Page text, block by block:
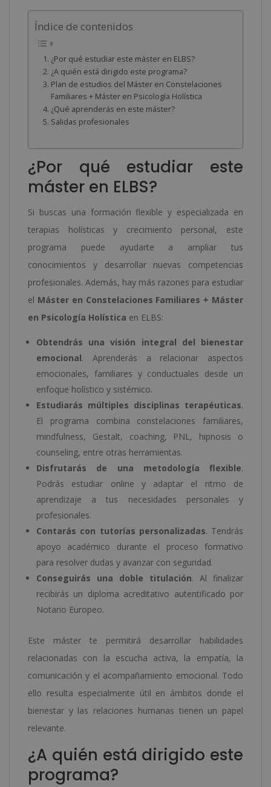
Índice de contenidos
¿Por qué estudiar este máster en ELBS?
¿A quién está dirigido este programa?
Plan de estudios del Máster en Constelaciones
Familiares + Máster en Psicología Holística
¿Qué aprenderás en este máster?
Salidas profesionales
¿Por qué estudiar este
máster en ELBS?
Si buscas una formación flexible y especializada en
terapias holísticas y crecimiento personal, este
programa puede ayudarte a ampliar tus
conocimientos y desarrollar nuevas competencias
profesionales. Además, hay más razones para estudiar
el Máster en Constelaciones Familiares + Máster
en Psicología Holística en ELBS:
Obtendrás una visión integral del bienestar
emocional. Aprenderás a relacionar aspectos
emocionales, familiares y conductuales desde un
enfoque holístico y sistémico.
Estudiarás múltiples disciplinas terapéuticas.
El programa combina constelaciones familiares,
mindfulness, Gestalt, coaching, PNL, hipnosis o
counseling, entre otras herramientas.
Disfrutarás de una metodología flexible.
Podrás estudiar online y adaptar el ritmo de
aprendizaje a tus necesidades personales y
profesionales.
Contarás con tutorías personalizadas. Tendrás
apoyo académico durante el proceso formativo
para resolver dudas y avanzar con seguridad.
Conseguirás una doble titulación. Al finalizar
recibirás un diploma acreditativo autentificado por
Notario Europeo.
Este máster te permitirá desarrollar habilidades
relacionadas con la escucha activa, la empatía, la
comunicación y el acompañamiento emocional. Todo
ello resulta especialmente útil en ámbitos donde el
bienestar y las relaciones humanas tienen un papel
relevante.
¿A quién está dirigido este
programa?